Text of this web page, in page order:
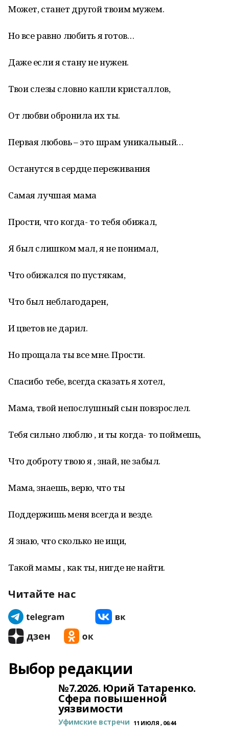
Может, станет другой твоим мужем.
Но все равно любить я готов…
Даже если я стану не нужен.
Твои слезы словно капли кристаллов,
От любви обронила их ты.
Первая любовь – это шрам уникальный…
Останутся в сердце переживания
Самая лучшая мама
Прости, что когда- то тебя обижал,
Я был слишком мал, я не понимал,
Что обижался по пустякам,
Что был неблагодарен,
И цветов не дарил.
Но прощала ты все мне. Прости.
Спасибо тебе, всегда сказать я хотел,
Мама, твой непослушный сын повзрослел.
Тебя сильно люблю , и ты когда- то поймешь,
Что доброту твою я , знай, не забыл.
Мама, знаешь, верю, что ты
Поддержишь меня всегда и везде.
Я знаю, что сколько не ищи,
Такой мамы , как ты, нигде не найти.
Читайте нас
Выбор редакции
№7.2026. Юрий Татаренко.
Сфера повышенной
уязвимости
Уфимские встречи 11 ИЮЛЯ , 06:44